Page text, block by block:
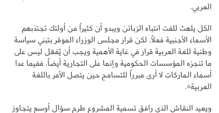
العربي.
الكل يلهث للفت انتباه الزبائن ويبدو أن كثيراً من أولئك تجتذبهم
الأسماء الأجنبية فعلاً، لكن قرار مجلس الوزراء الموقر بتبني سياسة
وطنية للغة العربية قرار في غاية الأهمية ويجب أن يُفعّل ليس على
ما تنجزه المؤسسات الحكومية وإنما على التجارية أيضاً، ففيما عدا
أسماء الماركات لا أرى مبرراً للتسامح حين يتصل الأمر باللغة
العربية».
ويعيد النقاش الذي رافق تسمية المشروع طرح سؤال أوسع يتجاوز